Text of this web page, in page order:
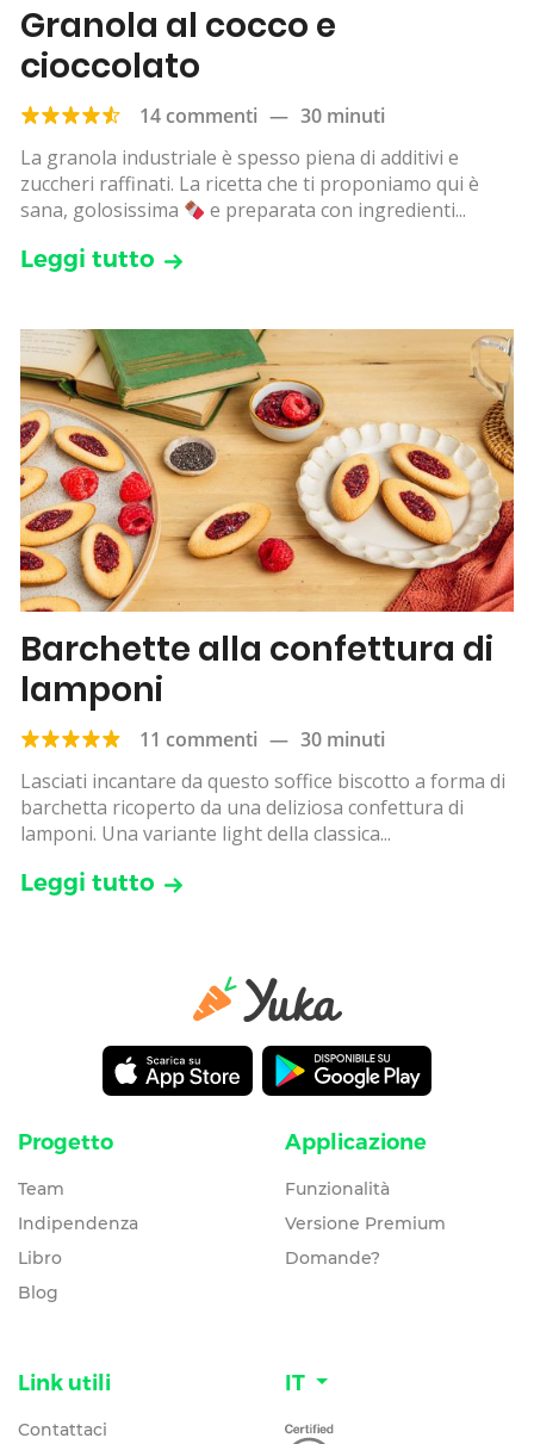
Granola al cocco e
cioccolato
14 commenti — 30 minuti
La granola industriale è spesso piena di additivi e
zuccheri raffinati. La ricetta che ti proponiamo qui è
sana, golosissima
e preparata con ingredienti...
Leggi tutto
Barchette alla confettura di
lamponi
11 commenti — 30 minuti
Lasciati incantare da questo soffice biscotto a forma di
barchetta ricoperto da una deliziosa confettura di
lamponi. Una variante light della classica...
Leggi tutto
Progetto
Team
Indipendenza
Libro
Blog
Applicazione
Funzionalità
Versione Premium
Domande?
Link utili
Contattaci
IT